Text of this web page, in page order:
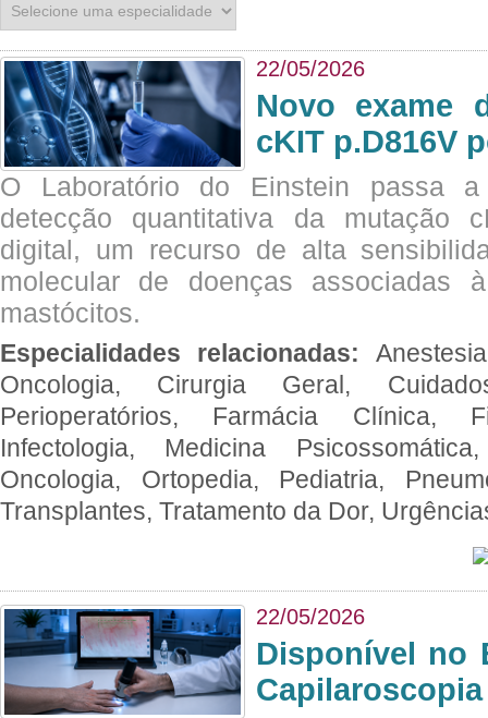
22/05/2026
Novo exame
cKIT p.D816V
O Laboratório do Einstein passa
detecção quantitativa da mutação
digital, um recurso de alta
molecular de doenças associadas
mastócitos.
Especialidades relacionadas:
Oncologia, Cirurgia Geral,
Perioperatórios, Farmácia Clínica,
Infectologia, Medicina
Oncologia, Ortopedia, Pediatria,
Transplantes, Tratamento da Dor,
22/05/2026
Disponível no